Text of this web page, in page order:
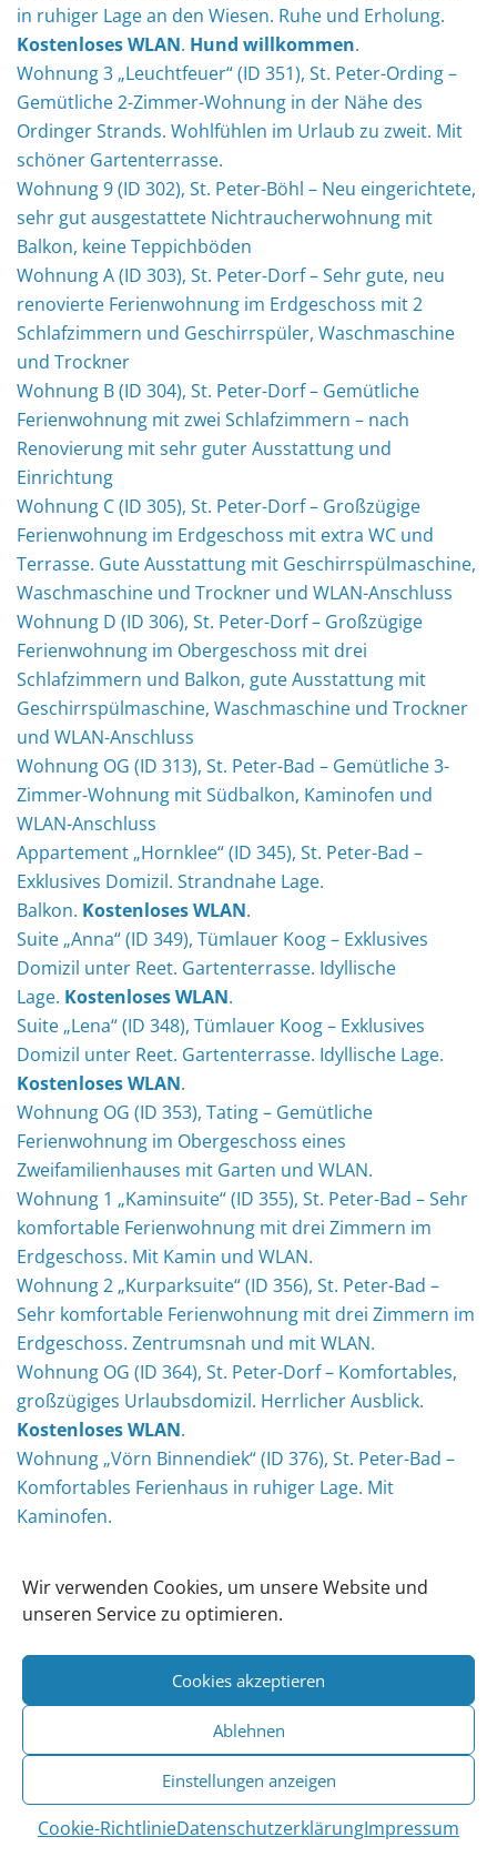
Wir verwenden Cookies, um unsere Website und
unseren Service zu optimieren.
Cookies akzeptieren
Ablehnen
Einstellungen anzeigen
Cookie-RichtlinieDatenschutzerklärungImpressum
in ruhiger Lage an den Wiesen. Ruhe und Erholung.
Kostenloses WLAN. Hund willkommen.
Wohnung 3 „Leuchtfeuer“ (ID 351), St. Peter-Ording –
Gemütliche 2-Zimmer-Wohnung in der Nähe des
Ordinger Strands. Wohlfühlen im Urlaub zu zweit. Mit
schöner Gartenterrasse.
Wohnung 9 (ID 302), St. Peter-Böhl – Neu eingerichtete,
sehr gut ausgestattete Nichtraucherwohnung mit
Balkon, keine Teppichböden
Wohnung A (ID 303), St. Peter-Dorf – Sehr gute, neu
renovierte Ferienwohnung im Erdgeschoss mit 2
Schlafzimmern und Geschirrspüler, Waschmaschine
und Trockner
Wohnung B (ID 304), St. Peter-Dorf – Gemütliche
Ferienwohnung mit zwei Schlafzimmern – nach
Renovierung mit sehr guter Ausstattung und
Einrichtung
Wohnung C (ID 305), St. Peter-Dorf – Großzügige
Ferienwohnung im Erdgeschoss mit extra WC und
Terrasse. Gute Ausstattung mit Geschirrspülmaschine,
Waschmaschine und Trockner und WLAN-Anschluss
Wohnung D (ID 306), St. Peter-Dorf – Großzügige
Ferienwohnung im Obergeschoss mit drei
Schlafzimmern und Balkon, gute Ausstattung mit
Geschirrspülmaschine, Waschmaschine und Trockner
und WLAN-Anschluss
Wohnung OG (ID 313), St. Peter-Bad – Gemütliche 3-
Zimmer-Wohnung mit Südbalkon, Kaminofen und
WLAN-Anschluss
Appartement „Hornklee“ (ID 345), St. Peter-Bad –
Exklusives Domizil. Strandnahe Lage.
Balkon. Kostenloses WLAN.
Suite „Anna“ (ID 349), Tümlauer Koog – Exklusives
Domizil unter Reet. Gartenterrasse. Idyllische
Lage. Kostenloses WLAN.
Suite „Lena“ (ID 348), Tümlauer Koog – Exklusives
Domizil unter Reet. Gartenterrasse. Idyllische Lage.
Kostenloses WLAN.
Wohnung OG (ID 353), Tating – Gemütliche
Ferienwohnung im Obergeschoss eines
Zweifamilienhauses mit Garten und WLAN.
Wohnung 1 „Kaminsuite“ (ID 355), St. Peter-Bad – Sehr
komfortable Ferienwohnung mit drei Zimmern im
Erdgeschoss. Mit Kamin und WLAN.
Wohnung 2 „Kurparksuite“ (ID 356), St. Peter-Bad –
Sehr komfortable Ferienwohnung mit drei Zimmern im
Erdgeschoss. Zentrumsnah und mit WLAN.
Wohnung OG (ID 364), St. Peter-Dorf – Komfortables,
großzügiges Urlaubsdomizil. Herrlicher Ausblick.
Kostenloses WLAN.
Wohnung „Vörn Binnendiek“ (ID 376), St. Peter-Bad –
Komfortables Ferienhaus in ruhiger Lage. Mit
Kaminofen.
Über die Eiderstedter
Appartements &
Unterkunft(SPOFeWos,
Ferienwohnungen St. Peter-OrdingoderFerienhaus
Eiderstedt) finden Sie problemlos bei der Eiderstedter